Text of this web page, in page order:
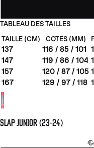
TABLEAU DES TAILLES
TAILLE (CM)
COTES (MM)
137 116 / 85 / 101
147
119 / 86 / 104
157
120 / 87 / 105
167
129 / 97 / 118
SLAP JUNIOR (23-24)